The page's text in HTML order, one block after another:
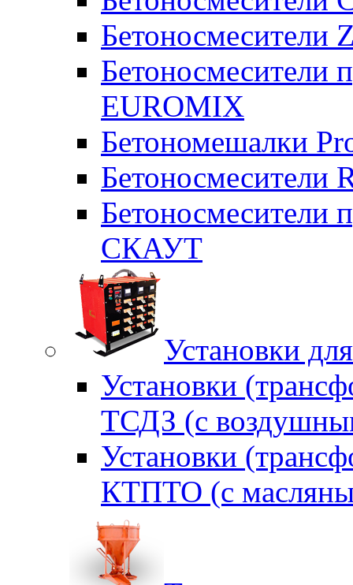
Бетоносмесители
Бетоносмесители
EUROMIX
Бетономешалки
Бетоносмесители
Бетоносмесители
СКАУТ
Установки
Установки
ТСДЗ (c
Установки
КТПТО (c